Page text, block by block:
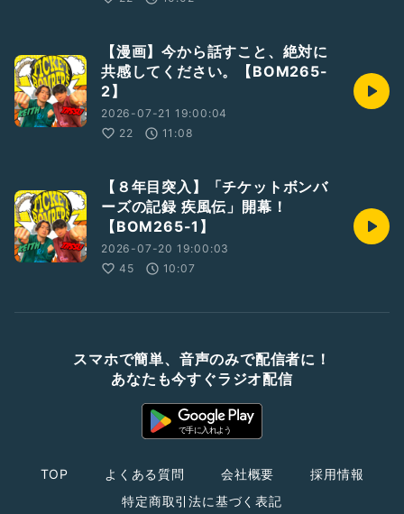
【漫画】今から話すこと、絶対に
共感してください。【BOM265-
2】
2026-07-21 19:00:04
22
11:08
【８年目突入】「チケットボンバ
ーズの記録 疾風伝」開幕！
【BOM265-1】
2026-07-20 19:00:03
45
10:07
スマホで簡単、音声のみで配信者に！
あなたも今すぐラジオ配信
TOP よくある質問 会社概要
採用情報
特定商取引法に基づく表記